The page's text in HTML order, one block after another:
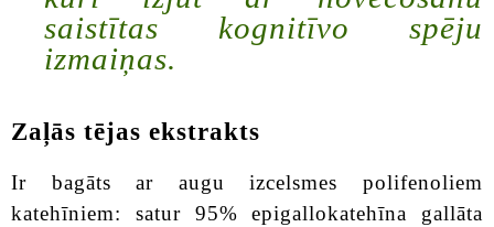
saistītas kognitīvo spēju
izmaiņas.
Zaļās tējas ekstrakts
Ir bagāts ar augu izcelsmes polifenoliem
katehīniem: satur 95% epigallokatehīna gallāta